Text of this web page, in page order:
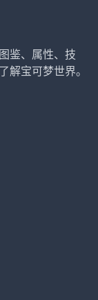
鉴、属性、技
解宝可梦世界。